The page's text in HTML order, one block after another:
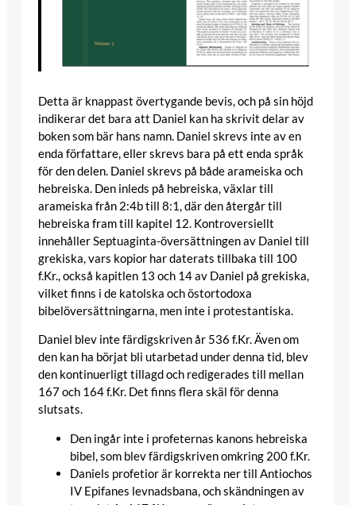
Detta är knappast övertygande bevis, och på sin höjd
indikerar det bara att Daniel kan ha skrivit delar av
boken som bär hans namn. Daniel skrevs inte av en
enda författare, eller skrevs bara på ett enda språk
för den delen. Daniel skrevs på både arameiska och
hebreiska. Den inleds på hebreiska, växlar till
arameiska från 2:4b till 8:1, där den återgår till
hebreiska fram till kapitel 12. Kontroversiellt
innehåller Septuaginta-översättningen av Daniel till
grekiska, vars kopior har daterats tillbaka till 100
f.Kr., också kapitlen 13 och 14 av Daniel på grekiska,
vilket finns i de katolska och östortodoxa
bibelöversättningarna, men inte i protestantiska.
Daniel blev inte färdigskriven år 536 f.Kr. Även om
den kan ha börjat bli utarbetad under denna tid, blev
den kontinuerligt tillagd och redigerades till mellan
167 och 164 f.Kr. Det finns flera skäl för denna
slutsats.
Den ingår inte i profeternas kanons hebreiska
bibel, som blev färdigskriven omkring 200 f.Kr.
Daniels profetior är korrekta ner till Antiochos
IV Epifanes levnadsbana, och skändningen av